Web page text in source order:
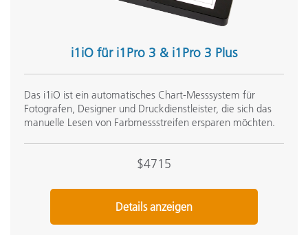
i1iO für i1Pro 3 & i1Pro 3 Plus
Das i1iO ist ein automatisches Chart-Messsystem für
Fotografen, Designer und Druckdienstleister, die sich das
manuelle Lesen von Farbmessstreifen ersparen möchten.
$4715
Details anzeigen